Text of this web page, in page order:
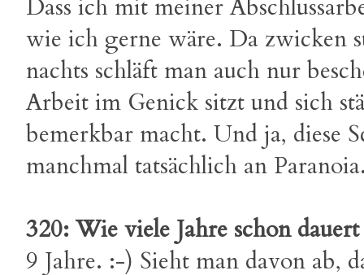
Dass ich mit meiner
wie ich gerne wäre. Da zwicken
nachts schläft man auch nur
Arbeit im Genick sitzt und sich
bemerkbar macht. Und ja, diese
manchmal tatsächlich an
320: Wie viele Jahre schon
9 Jahre. :-) Sieht man davon ab,